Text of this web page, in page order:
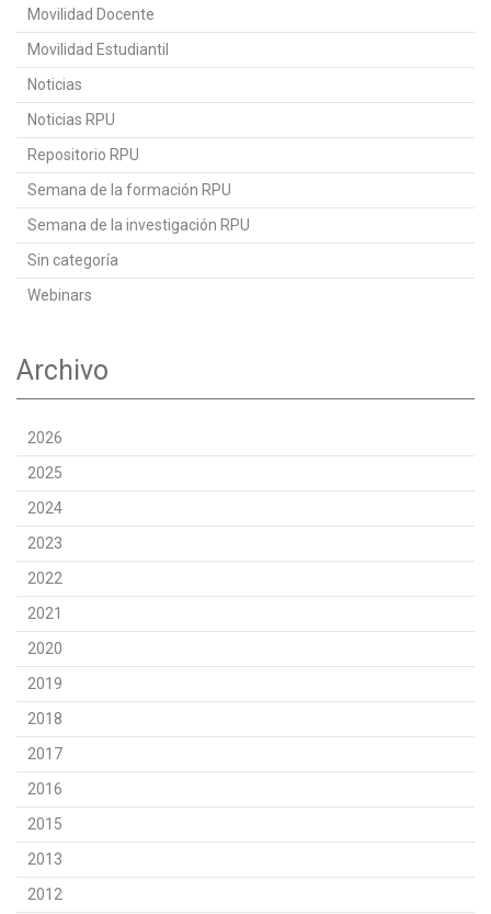
Movilidad Docente
Movilidad Estudiantil
Noticias
Noticias RPU
Repositorio RPU
Semana de la formación RPU
Semana de la investigación RPU
Sin categoría
Webinars
Archivo
2026
2025
2024
2023
2022
2021
2020
2019
2018
2017
2016
2015
2013
2012